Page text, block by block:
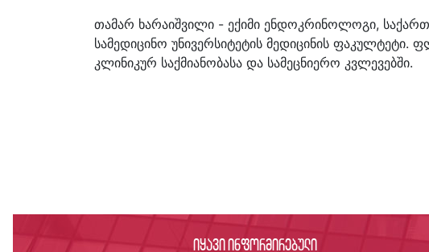
თამარ ხარაიშვილი - ექიმი ენდოკრინოლოგი,
სამედიცინო უნივერსიტეტის მედიცინის
კლინიკურ საქმიანობასა და სამეცნიერო კვლევებში.
იყავი ინფორმირებული